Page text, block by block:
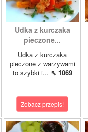
Udka z kurczaka
pieczone...
Udka z kurczaka
pieczone z warzywami
to szybki i... ⇖ 1069
Zobacz przepis!